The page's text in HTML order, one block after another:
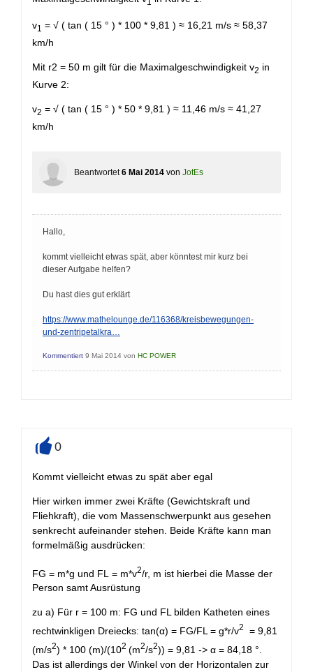
v1
= √ ( tan ( 15 ° ) * 100 * 9,81 ) ≈ 16,21 m/s ≈ 58,37
km/h
Mit r2 = 50 m gilt für die Maximalgeschwindigkeit v2 in
Kurve 2:
v2 = √ ( tan ( 15 ° ) * 50 * 9,81 ) ≈ 11,46 m/s ≈ 41,27
km/h
Beantwortet 6 Mai 2014 von JotEs
Hallo,
kommt vielleicht etwas spät, aber könntest mir kurz bei
dieser Aufgabe helfen?
Du hast dies gut erklärt
https://www.mathelounge.de/116368/kreisbewegungen-
und-zentripetalkra…
Kommentiert 9 Mai 2014 von HC POWER
0
Kommt vielleicht etwas zu spät aber egal
Hier wirken immer zwei Kräfte (Gewichtskraft und
Fliehkraft), die vom Massenschwerpunkt aus gesehen
senkrecht aufeinander stehen. Beide Kräfte kann man
formelmäßig ausdrücken:
FG = m*g und FL = m*v2/r, m ist hierbei die Masse der
Person samt Ausrüstung
zu a) Für r = 100 m: FG und FL bilden Katheten eines
rechtwinkligen Dreiecks: tan(α) = FG/FL = g*r/v2
= 9,81
(m/s2) * 100 (m)/(102 (m2/s2)) = 9,81 -> α = 84,18 °.
Das ist allerdings der Winkel von der Horizontalen zur